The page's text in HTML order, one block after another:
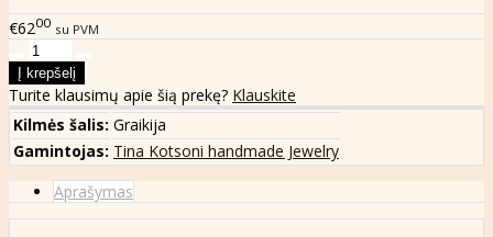
€6200 su PVM
Turite klausimų apie šią prekę? Klauskite
Kilmės šalis: Graikija
Gamintojas: Tina Kotsoni handmade Jewelry
Aprašymas